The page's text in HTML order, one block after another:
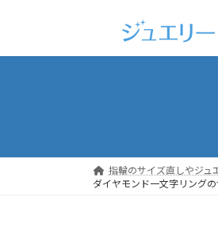
ッ
移
指輪のサイズ直しやジュ
ダイヤモンド一文字リング